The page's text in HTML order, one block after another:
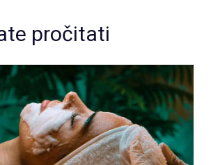
pročitati